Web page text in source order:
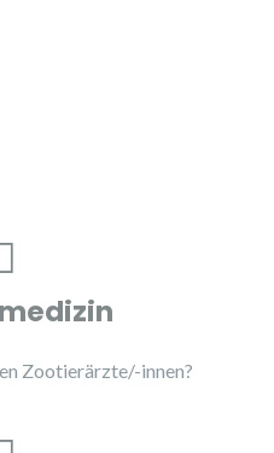
Zootierärzte/-innen?